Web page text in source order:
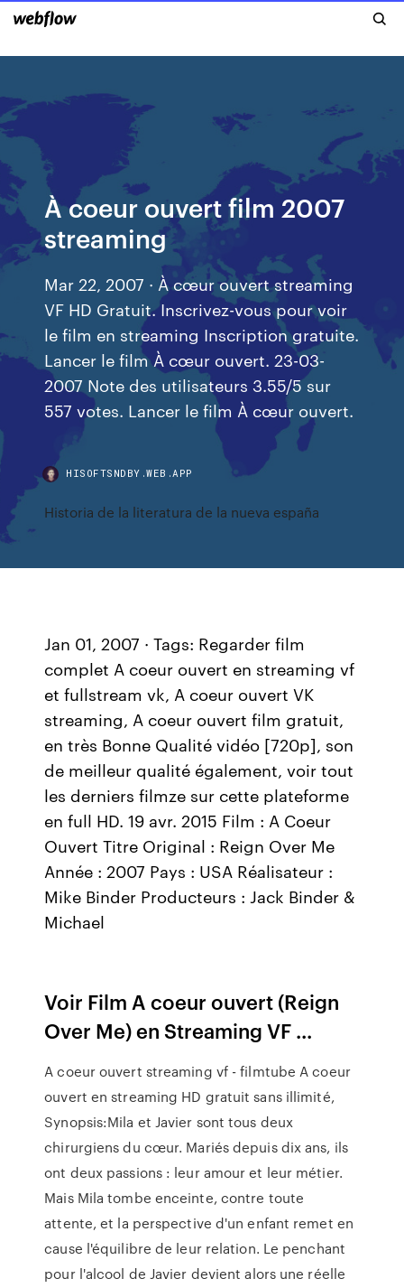
À coeur ouvert film 2007
streaming
Mar 22, 2007 · À cœur ouvert streaming
VF HD Gratuit. Inscrivez-vous pour voir
le film en streaming Inscription gratuite.
Lancer le film À cœur ouvert. 23-03-
2007 Note des utilisateurs 3.55/5 sur
557 votes. Lancer le film À cœur ouvert.
HISOFTSNDBY.WEB.APP
Historia de la literatura de la nueva españa
Jan 01, 2007 · Tags: Regarder film
complet A coeur ouvert en streaming vf
et fullstream vk, A coeur ouvert VK
streaming, A coeur ouvert film gratuit,
en très Bonne Qualité vidéo [720p], son
de meilleur qualité également, voir tout
les derniers filmze sur cette plateforme
en full HD. 19 avr. 2015 Film : A Coeur
Ouvert Titre Original : Reign Over Me
Année : 2007 Pays : USA Réalisateur :
Mike Binder Producteurs : Jack Binder &
Michael
Voir Film A coeur ouvert (Reign
Over Me) en Streaming VF ...
A coeur ouvert streaming vf - filmtube A coeur
ouvert en streaming HD gratuit sans illimité,
Synopsis:Mila et Javier sont tous deux
chirurgiens du cœur. Mariés depuis dix ans, ils
ont deux passions : leur amour et leur métier.
Mais Mila tombe enceinte, contre toute
attente, et la perspective d'un enfant remet en
cause l'équilibre de leur relation. Le penchant
pour l'alcool de Javier devient alors une réelle